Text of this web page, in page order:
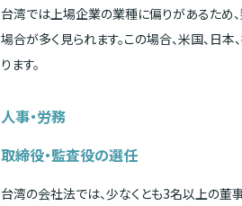
台湾では上場企業の業種に偏りがあるため
場合が多く見られます。この場合、米国、日
ります。
人事・労務
取締役・監査役の選任
台湾の会社法では、少なくとも3名以上の董